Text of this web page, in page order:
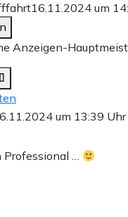
16.11.2024 um
Anzeigen-
um 13:39 Uhr
…